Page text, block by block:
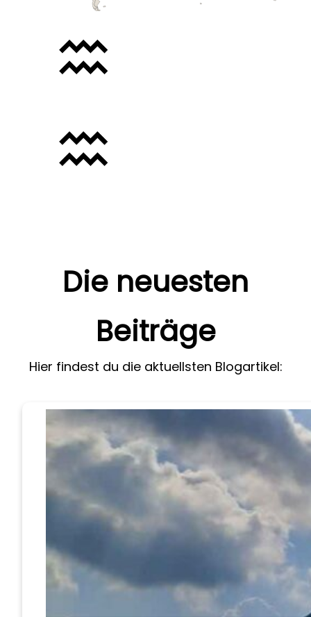
Die neuesten
Beiträge
Hier findest du die aktuellsten Blogartikel: